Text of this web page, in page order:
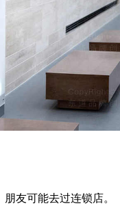
友可能去过连锁店。